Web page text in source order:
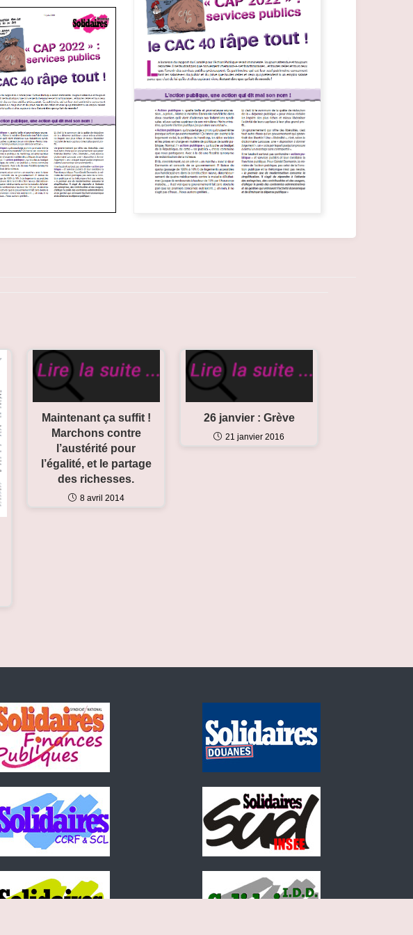
26 janvier : Grève
21 janvier 2016
Maintenant ça suffit !
Marchons contre
l’austérité pour
l’égalité, et le partage
des richesses.
8 avril 2014